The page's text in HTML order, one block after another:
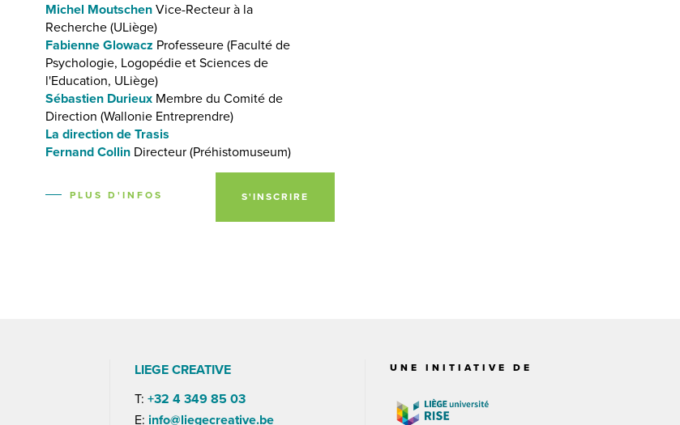
Michel Moutschen Vice-Recteur à la
Recherche (ULiège)
Fabienne Glowacz Professeure (Faculté de
Psychologie, Logopédie et Sciences de
l'Education, ULiège)
Sébastien Durieux Membre du Comité de
Direction (Wallonie Entreprendre)
La direction de Trasis
Fernand Collin Directeur (Préhistomuseum)
PLUS D'INFOS S'INSCRIRE
LIEGE CREATIVE
T:+32 4 349 85 03
E: info@liegecreative.be
UNE INITIATIVE DE